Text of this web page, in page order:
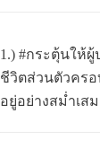
1.) #กระตุ้นให้
ชีวิตส่วนตัวคร
อยู่อย่างสม่ำเส